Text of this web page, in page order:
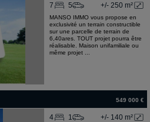
+/- 250 m²
7 5
MANSO IMMO vous propose en
exclusivité un terrain constructible
sur une parcelle de terrain de
6,40ares. TOUT projet pourra être
réalisable. Maison unifamiliale ou
même projet ...
549 000 €
+/- 140 m²
4 1